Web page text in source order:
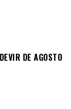
DE AGOSTO